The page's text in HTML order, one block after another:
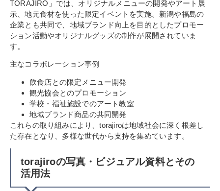
TORAJIRO」では、オリジナルメニューの開発やアート展
示、地元食材を使った限定イベントを実施。新潟や福島の
企業とも共同で、地域ブランド向上を目的としたプロモー
ション活動やオリジナルグッズの制作が展開されていま
す。
主なコラボレーション事例
飲食店との限定メニュー開発
観光協会とのプロモーション
学校・福祉施設でのアート教室
地域ブランド商品の共同開発
これらの取り組みにより、torajiroは地域社会に深く根差し
た存在となり、多様な世代から支持を集めています。
torajiroの写真・ビジュアル資料とその
活用法